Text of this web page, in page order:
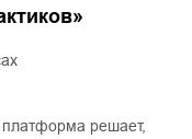
»
платформа решает,